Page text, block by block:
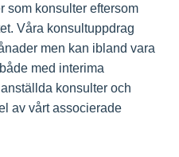
som konsulter eftersom
Våra konsultuppdrag
men kan ibland vara
med interima
konsulter och
av vårt associerade